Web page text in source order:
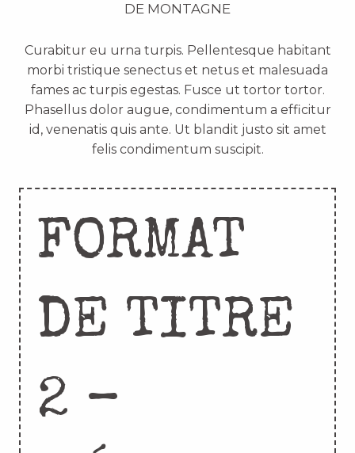
DE MONTAGNE
Curabitur eu urna turpis. Pellentesque habitant
morbi tristique senectus et netus et malesuada
fames ac turpis egestas. Fusce ut tortor tortor.
Phasellus dolor augue, condimentum a efficitur
id, venenatis quis ante. Ut blandit justo sit amet
felis condimentum suscipit.
FORMAT
DE TITRE
2 –